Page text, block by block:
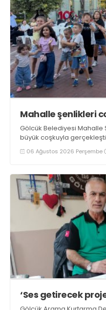
Mahalle şenlikleri
Gölcük Belediyesi
büyük coşkuyla gerçekleşti
06 Ağustos 2026 Perşembe
‘Ses getirecek